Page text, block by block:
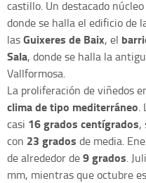
castillo. Un destacado
donde se halla el edificio de
lasGuixeres de Baix, el
Sala, donde se halla la
Vallformosa.
La proliferación de viñedos
clima de tipo mediterráneo.
casi 16 grados centígrados,
con 23 grados de media.
de alrededor de9 grados.
mm, mientras que octubre